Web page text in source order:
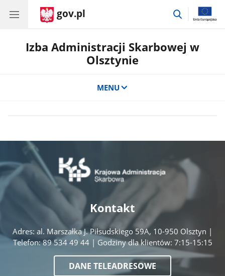
gov.pl
przejdź
Izba Administracji Skarbowej w
Olsztynie
MENU
Kontakt
Adres: al. Marszałka J. Piłsudskiego 59A, 10-950 Olsztyn |
Telefon: 89 534 49 44 | Godziny dla klientów: 7:15-15:15
DANE TELEADRESOWE